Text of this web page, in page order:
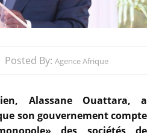
Posted By: Agence Afrique
Alassane Ouattara, a
son gouvernement compte